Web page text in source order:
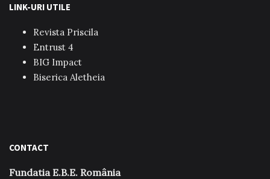
LINK-URI UTILE
Revista Priscila
Entrust 4
BIG Impact
Biserica Aletheia
CONTACT
Fundatia E.B.E. România